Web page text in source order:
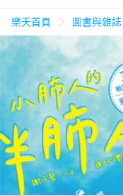
天天免運 美
居家生活 3C
女裝
樂天首頁 圖書與雜誌